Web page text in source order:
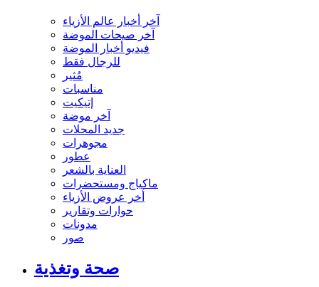
آخر أخبار عالم الأزياء
آخر صيحات الموضة
فيديو أخبار الموضة
للرجال فقط
مُثير
مناسبات
إتيكيت
آخر موضة
جديد المحلات
مجوهرات
عطور
العناية بالشعر
ماكياج ومستحضرات
أخر عروض الأزياء
حوارات وتقارير
مدونات
صور
صحة وتغذية